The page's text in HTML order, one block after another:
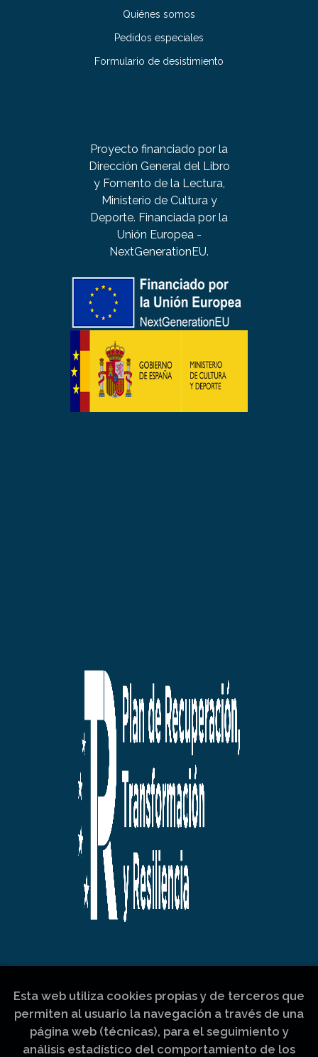
Quiénes somos
Pedidos especiales
Formulario de desistimiento
Proyecto financiado por la
Dirección General del Libro
y Fomento de la Lectura,
Ministerio de Cultura y
Deporte. Financiada por la
Unión Europea -
NextGenerationEU.
Esta web utiliza cookies propias y de terceros que
permiten al usuario la navegación a través de una
página web (técnicas), para el seguimiento y
análisis estadístico del comportamiento de los